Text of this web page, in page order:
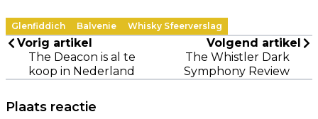
Glenfiddich Balvenie Whisky Sfeerverslag
Vorig artikel
The Deacon is al te
koop in Nederland
Volgend artikel
The Whistler Dark
Symphony Review
Plaats reactie